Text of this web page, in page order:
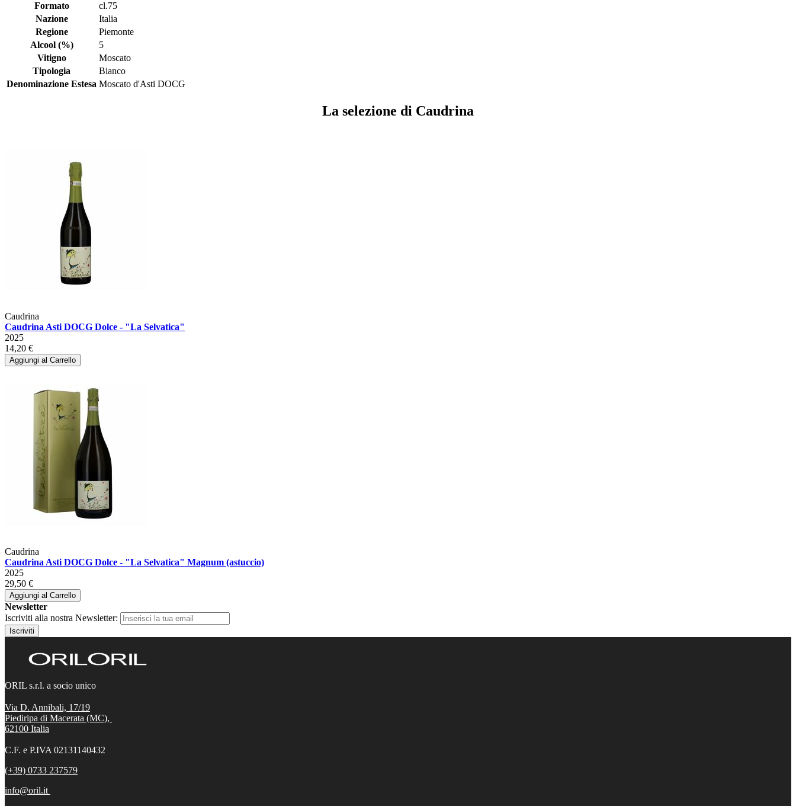
Formato
cl.75
Nazione
Italia
Regione
Piemonte
Alcool (%)
5
Vitigno
Moscato
Tipologia
Bianco
Denominazione Estesa Moscato d'Asti DOCG
La selezione di Caudrina
Caudrina
Caudrina Asti DOCG Dolce - "La Selvatica"
2025
14,20 €
Aggiungi al Carrello
Caudrina
Caudrina Asti DOCG Dolce - "La Selvatica" Magnum (astuccio)
2025
29,50 €
Aggiungi al Carrello
Newsletter
Iscriviti alla nostra Newsletter:
Iscriviti
ORIL s.r.l. a socio unico
Via D. Annibali, 17/19
Piediripa di Macerata (MC),
62100 Italia
C.F. e P.IVA 02131140432
(+39) 0733 237579
info@oril.it